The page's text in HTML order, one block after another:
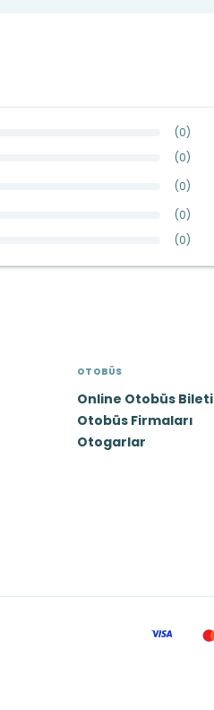
(0)
(0)
(0)
(0)
(0)
OTOBÜS
Online Otobüs Bileti
Otobüs Firmaları
Otogarlar